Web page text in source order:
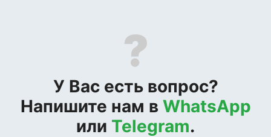
?
У Вас есть вопрос?
Напишите нам в WhatsApp
или Telegram.